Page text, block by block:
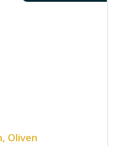
Oliven